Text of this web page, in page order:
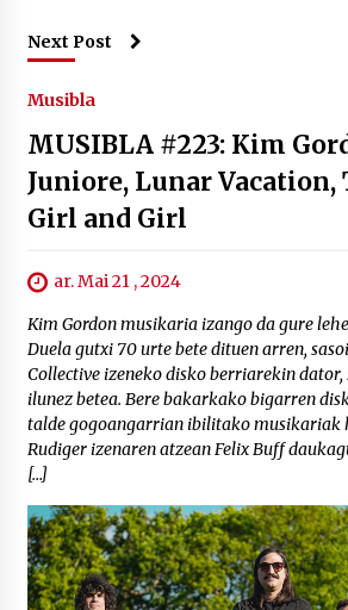
Next Post
Musibla
MUSIBLA #223: Kim
Juniore, Lunar Vacation,
Girl and Girl
ar. Mai 21 , 2024
Kim Gordon musikaria izango da gure
Duela gutxi 70 urte bete dituen arren,
Collective izeneko disko berriarekin
ilunez betea. Bere bakarkako bigarren
talde gogoangarrian ibilitako musikariak
Rudiger izenaren atzean Felix Buff
[…]